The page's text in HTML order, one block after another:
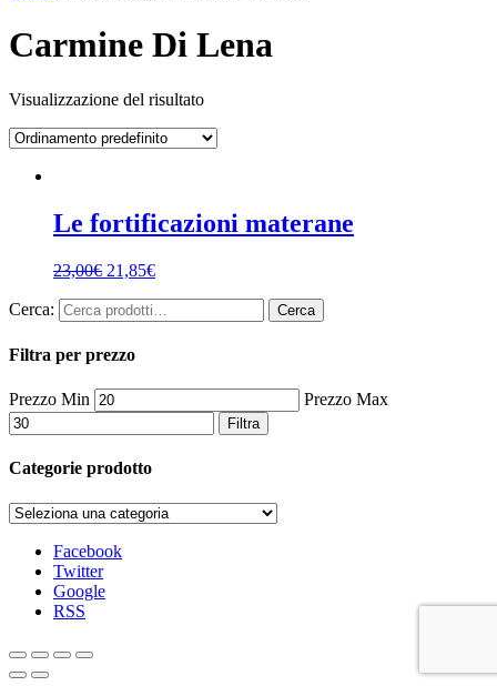
Carmine Di Lena
Visualizzazione del risultato
Le fortificazioni materane
23,00€ 21,85€
Cerca: Cerca
Filtra per prezzo
Prezzo Min Prezzo Max
Filtra
Categorie prodotto
Facebook
Twitter
Google
RSS